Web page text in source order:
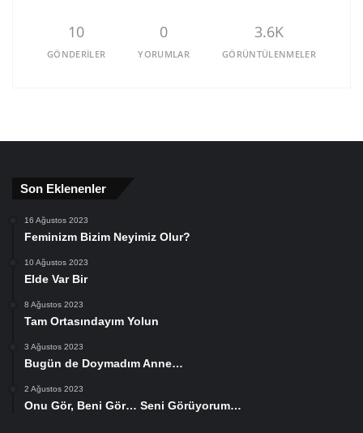
10
GÖNDERILER
0
YORUMLAR
3.6K
GÖRÜNTÜLENMELER
Son Eklenenler
16 Ağustos 2023
Feminizm Bizim Neyimiz Olur?
10 Ağustos 2023
Elde Var Bir
8 Ağustos 2023
Tam Ortasındayım Yolun
3 Ağustos 2023
Bugün de Doymadım Anne…
2 Ağustos 2023
Onu Gör, Beni Gör… Seni Görüyorum…